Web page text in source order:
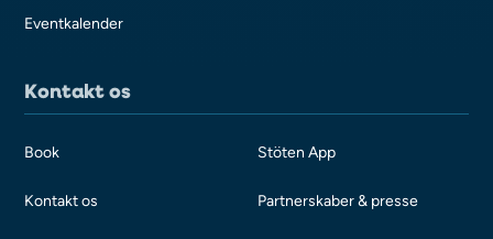
Eventkalender
Kontakt os
Book
Kontakt os
Stöten App
Partnerskaber & presse